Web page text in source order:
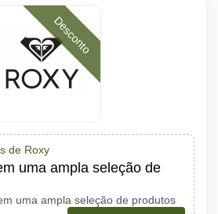
Desconto
de Roxy
uma ampla seleção de
uma ampla seleção de produtos